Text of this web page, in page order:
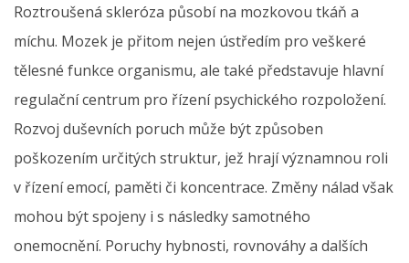
Roztroušená skleróza působí na mozkovou tkáň a
míchu. Mozek je přitom nejen ústředím pro veškeré
tělesné funkce organismu, ale také představuje hlavní
regulační centrum pro řízení psychického rozpoložení.
Rozvoj duševních poruch může být způsoben
poškozením určitých struktur, jež hrají významnou roli
v řízení emocí, paměti či koncentrace. Změny nálad však
mohou být spojeny i s následky samotného
onemocnění. Poruchy hybnosti, rovnováhy a dalších